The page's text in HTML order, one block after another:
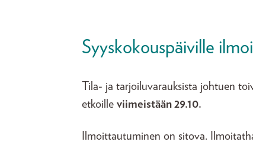
Syyskokouspäiville
Tila- ja tarjoiluvarauksista johtuen
etkoille viimeistään 29.10.
Ilmoittautuminen on sitova.